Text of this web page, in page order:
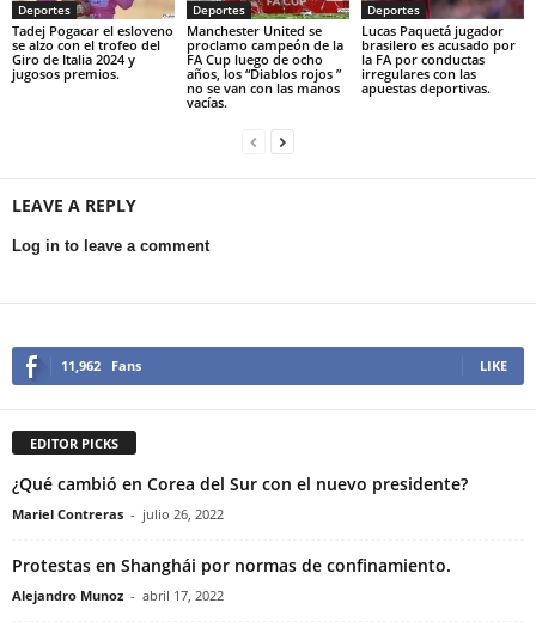
Deportes
Tadej Pogacar el esloveno
se alzo con el trofeo del
Giro de Italia 2024 y
jugosos premios.
Deportes
Manchester United se
proclamo campeón de la
FA Cup luego de ocho
años, los “Diablos rojos ”
no se van con las manos
vacías.
Deportes
Lucas Paquetá jugador
brasilero es acusado por
la FA por conductas
irregulares con las
apuestas deportivas.
LEAVE A REPLY
Log in to leave a comment
11,962 Fans LIKE
EDITOR PICKS
¿Qué cambió en Corea del Sur con el nuevo presidente?
Mariel Contreras - julio 26, 2022
Protestas en Shanghái por normas de confinamiento.
Alejandro Munoz - abril 17, 2022